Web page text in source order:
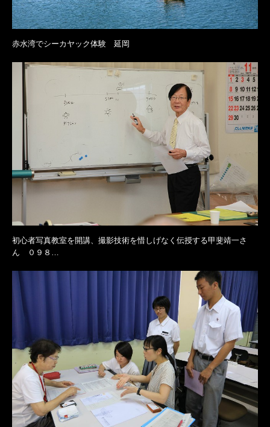
赤水湾でシーカヤック体験 延岡
初心者写真教室を開講、撮影技術を惜しげなく伝授する甲斐靖一さ
ん ０９８…